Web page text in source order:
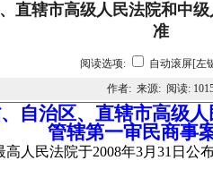
直辖市高级人民法院和中
准
阅读选项:
自动滚屏[左
作者: 来源: 阅读:
自治区、直辖市高级
管辖第一审民商事
高人民法院于2008年3月 31 日 公